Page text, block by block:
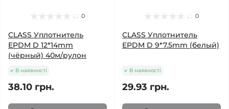
0
CLASS Уплотнитель
EPDM D 12*14mm
(чёрный) 40м/рулон
В наявності
38.10 грн.
0
CLASS Уплотнитель
EPDM D 9*7.5mm (белый)
В наявності
29.93 грн.